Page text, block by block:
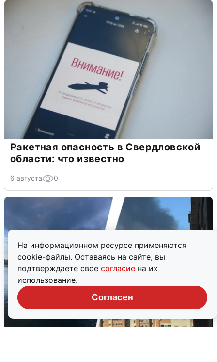
На информационном ресурсе применяются
cookie-файлы. Оставаясь на сайте, вы
подтверждаете свое согласие на их
использование.
Согласен
Ракетная опасность в Свердловской
области: что известно
6 августа 0